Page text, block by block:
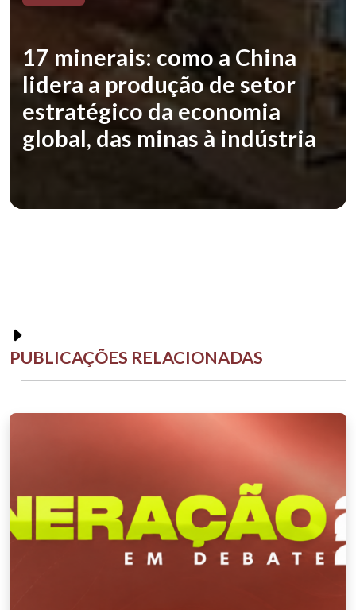
17 minerais: como a China
lidera a produção de setor
estratégico da economia
global, das minas à indústria
PUBLICAÇÕES RELACIONADAS